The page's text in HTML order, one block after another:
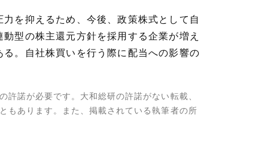
を抑えるため、今後、政策株式として自
型の株主還元方針を採用する企業が増え
。自社株買いを行う際に配当への影響の
諾が必要です。大和総研の許諾がない転載、
もあります。また、掲載されている執筆者の所